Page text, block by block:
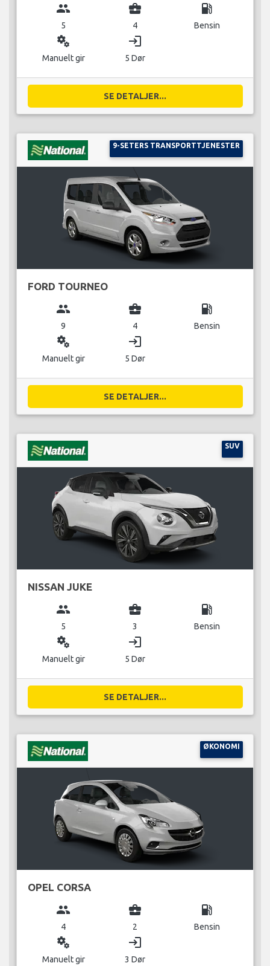
group
5
business_center
4
local_gas_station
Bensin
miscellaneous_services
Manuelt gir
login
5 Dør
SE DETALJER...
9-SETERS TRANSPORTTJENESTER
FORD TOURNEO
group
9
business_center
4
local_gas_station
Bensin
miscellaneous_services
Manuelt gir
login
5 Dør
SE DETALJER...
SUV
NISSAN JUKE
group
5
business_center
3
local_gas_station
Bensin
miscellaneous_services
Manuelt gir
login
5 Dør
SE DETALJER...
ØKONOMI
OPEL CORSA
group
4
business_center
2
local_gas_station
Bensin
miscellaneous_services
Manuelt gir
login
3 Dør